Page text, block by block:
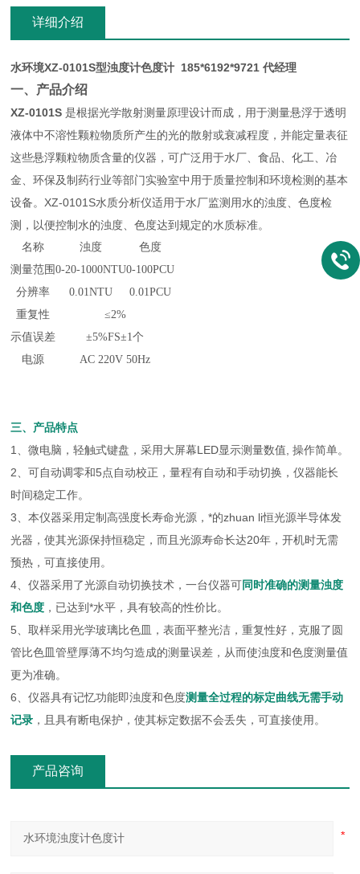
详细介绍
水环境XZ-0101S型浊度计色度计 185*6192*9721 代经理
一、产品介绍
XZ-0101S是根据光学散射测量原理设计而成，用于测量悬浮于透明
液体中不溶性颗粒物质所产生的光的散射或衰减程度，并能定量表征
这些悬浮颗粒物质含量的仪器，可广泛用于水厂、食品、化工、冶
金、环保及制药行业等部门实验室中用于质量控制和环境检测的基本
设备。XZ-0101S水质分析仪适用于水厂监测用水的浊度、色度检
测，以便控制水的浊度、色度达到规定的水质标准。
名称 浊度
色度
测量范围0-20-1000NTU0-100PCU
分辨率
0.01NTU
0.01PCU
重复性
≤2%
示值误差
±5%FS±1个
电源
AC 220V 50Hz
三、产品特点
1、微电脑，轻触式键盘，采用大屏幕LED显示测量数值, 操作简单。
2、可自动调零和5点自动校正，量程有自动和手动切换，仪器能长
时间稳定工作。
3、本仪器采用定制高强度长寿命光源，*的zhuan li恒光源半导体发
光器，使其光源保持恒稳定，而且光源寿命长达20年，开机时无需
预热，可直接使用。
4、仪器采用了光源自动切换技术，一台仪器可同时准确的测量浊度
和色度 ，已达到*水平，具有较高的性价比。
5、取样采用光学玻璃比色皿，表面平整光洁，重复性好，克服了圆
管比色皿管壁厚薄不均匀造成的测量误差，从而使浊度和色度测量值
更为准确。
6、仪器具有记忆功能即浊度和色度测量全过程的标定曲线无需手动
记录 ，且具有断电保护，使其标定数据不会丢失，可直接使用。
产品咨询